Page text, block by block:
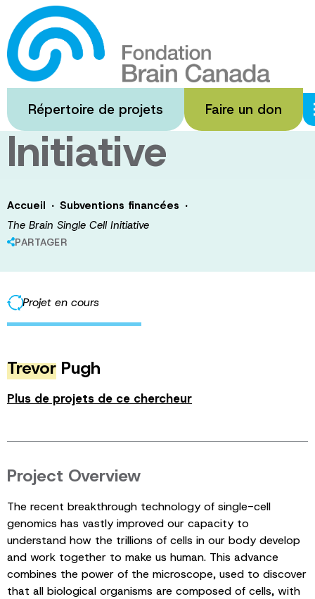
Passer
au
contenu
principal
Répertoire de projets Faire un don
The Brain
Single Cell
Initiative
Accueil · Subventions financées ·
The Brain Single Cell Initiative
PARTAGER
Projet en cours
Trevor Pugh
Plus de projets de ce chercheur
Project Overview
The recent breakthrough technology of single-cell
genomics has vastly improved our capacity to
understand how the trillions of cells in our body develop
and work together to make us human. This advance
combines the power of the microscope, used to discover
that all biological organisms are composed of cells, with